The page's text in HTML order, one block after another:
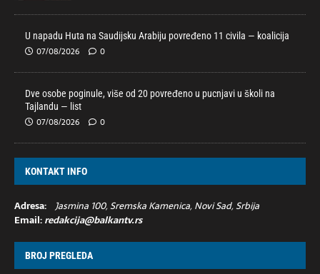
U napadu Huta na Saudijsku Arabiju povređeno 11 civila — koalicija
07/08/2026 0
Dve osobe poginule, više od 20 povređeno u pucnjavi u školi na
Tajlandu — list
07/08/2026 0
KONTAKT INFO
Adresa: Jasmina 100, Sremska Kamenica, Novi Sad, Srbija
Email:redakcija@balkantv.rs
BROJ PREGLEDA